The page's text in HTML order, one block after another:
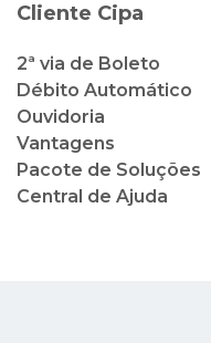
Cliente Cipa
2ª via de Boleto
Débito Automático
Ouvidoria
Vantagens
Pacote de Soluções
Central de Ajuda